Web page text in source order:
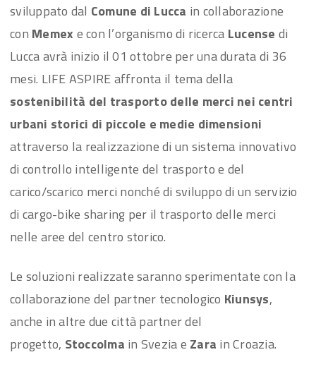
sviluppato dal Comune di Lucca in collaborazione
con Memex e con l’organismo di ricerca Lucense di
Lucca avrà inizio il 01 ottobre per una durata di 36
mesi. LIFE ASPIRE affronta il tema della
sostenibilità del trasporto delle merci nei centri
urbani storici di piccole e medie dimensioni
attraverso la realizzazione di un sistema innovativo
di controllo intelligente del trasporto e del
carico/scarico merci nonché di sviluppo di un servizio
di cargo-bike sharing per il trasporto delle merci
nelle aree del centro storico.
Le soluzioni realizzate saranno sperimentate con la
collaborazione del partner tecnologico Kiunsys,
anche in altre due città partner del
progetto, Stoccolma in Svezia e Zara in Croazia.